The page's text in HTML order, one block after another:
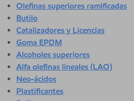
Olefinas superiores ramificadas
Butilo
Catalizadores y Licencias
Goma EPDM
Alcoholes superiores
Alfa olefinas lineales (LAO)
Neo-ácidos
Plastificantes